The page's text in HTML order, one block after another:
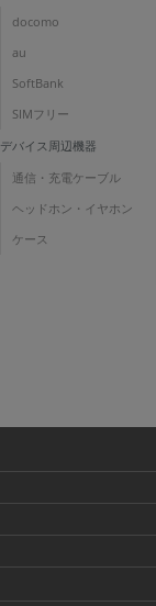
docomo
au
SoftBank
SIMフリー
デバイス周辺機器
通信・充電ケーブル
ヘッドホン・イヤホン
ケース